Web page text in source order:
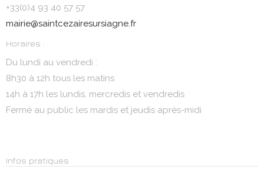
+33(0)4 93 40 57 57
mairie@saintcezairesursiagne.fr
Horaires :
Du lundi au vendredi :
8h30 à 12h tous les matins
14h à 17h les lundis, mercredis et vendredis
Fermé au public les mardis et jeudis après-midi
Infos pratiques